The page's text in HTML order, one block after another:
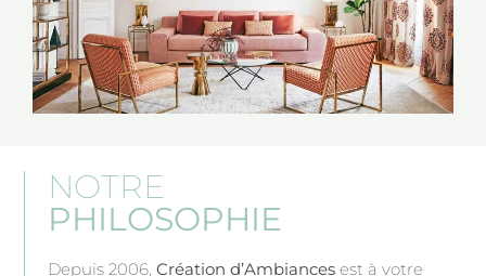
NOTRE
PHILOSOPHIE
Depuis 2006, Création d’Ambiancesest à votre